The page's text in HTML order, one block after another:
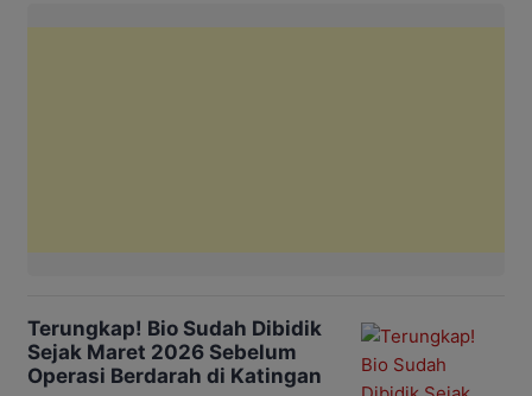
Terungkap! Bio Sudah Dibidik
Sejak Maret 2026 Sebelum
Operasi Berdarah di Katingan